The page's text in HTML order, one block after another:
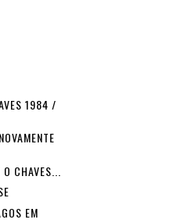
1984 /
CHAVES...
EM